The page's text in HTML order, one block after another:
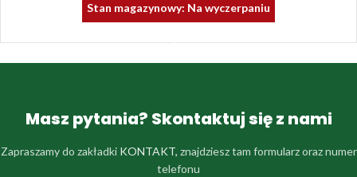
Stan magazynowy: Na wyczerpaniu
Masz pytania? Skontaktuj się z nami
Zapraszamy do zakładki KONTAKT, znajdziesz tam formularz oraz numer
telefonu